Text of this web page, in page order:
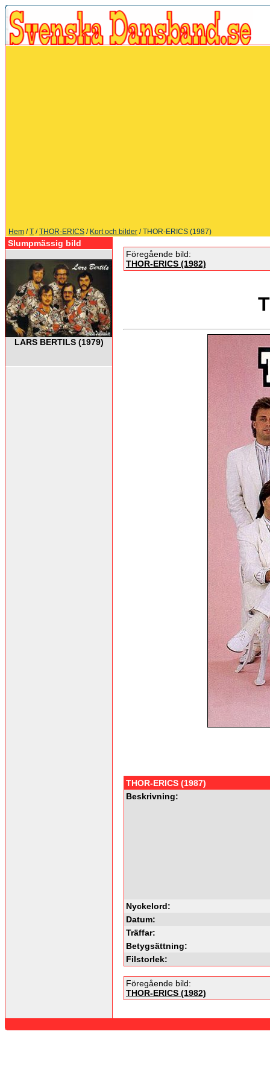
Hem /T /THOR-ERICS / Kort och bilder / THOR-ERICS (1987)
Slumpmässig bild
LARS BERTILS (1979)
Föregående bild:
THOR-ERICS (1982)
THOR-ERICS (1987)
Beskrivning:
Nyckelord:
Datum:
Träffar:
Betygsättning:
Filstorlek:
Föregående bild:
THOR-ERICS (1982)